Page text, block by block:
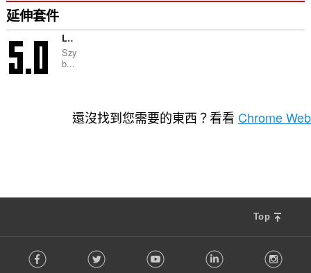
延伸套件
LibPlus - rozszerzenie do Librusa
Szy
b...
還沒找到您需要的東西？看看 Chrome
Top
o Facebook Twitter Youtube LinkedIn